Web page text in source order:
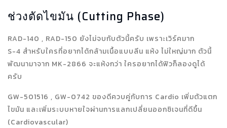
ช่วงตัดไขมัน (Cutting Phase)
RAD-140 , RAD-150 ยังไม่จบกับตัวนี้ครับ เพราะเวิร์คมาก
S-4 สำหรับใครที่อยากได้กล้ามเนื้อแบบลีน แห้ง ไม่ใหญ่มาก ตัวนี้
พัฒนามาจาก MK-2866 จะแห้งกว่า ใครอยากได้ฟิวก็ลองดูได้
ครับ
GW-501516 , GW-0742 ของดีควบคู่กับการ Cardio เพิ่มตัวแตก
ไขมัน และเพิ่มระบบหายใจผ่านการแลกเปลี่ยนออกซิเจนที่ดีขึ้น
(Cardiovascular)